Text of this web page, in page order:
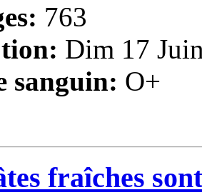
763
Dim 17
sanguin: O+
fraîches